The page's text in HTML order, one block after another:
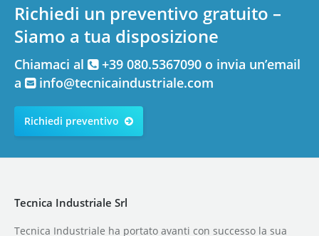
Richiedi un preventivo gratuito –
Siamo a tua disposizione
Chiamaci al
+39 080.5367090 o invia un’email
a
info@tecnicaindustriale.com
Richiedi preventivo
Tecnica Industriale Srl
Tecnica Industriale ha portato avanti con successo la sua